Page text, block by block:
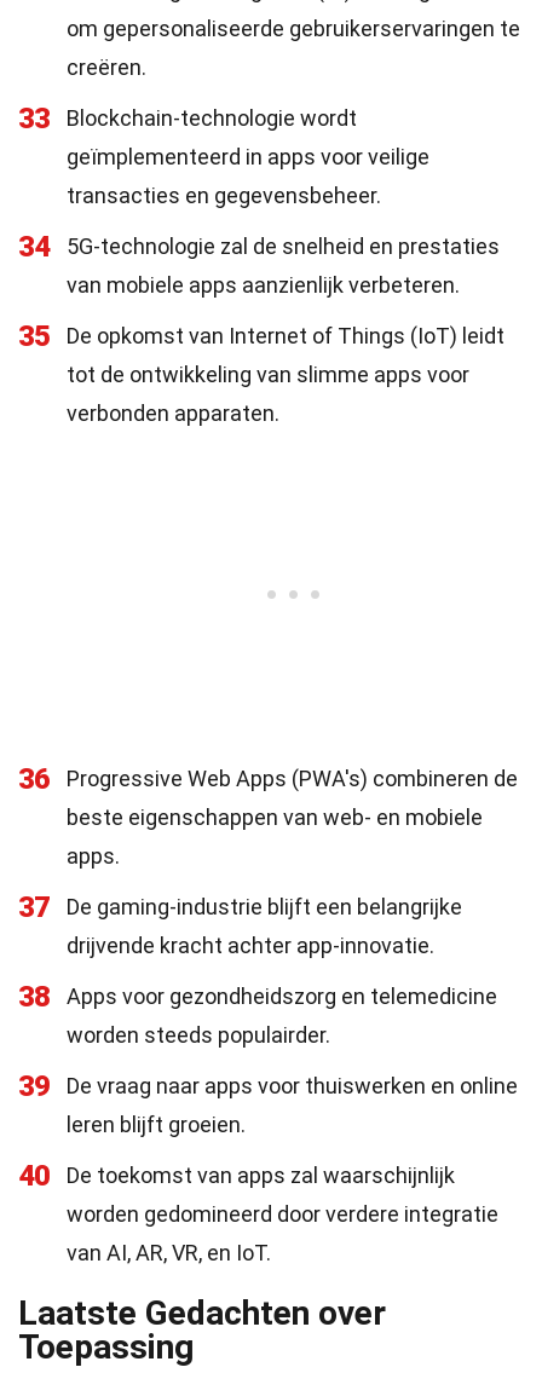
om gepersonaliseerde gebruikerservaringen te
creëren.
33
Blockchain-technologie wordt
geïmplementeerd in apps voor veilige
transacties en gegevensbeheer.
34
5G-technologie zal de snelheid en prestaties
van mobiele apps aanzienlijk verbeteren.
35
De opkomst van Internet of Things (IoT) leidt
tot de ontwikkeling van slimme apps voor
verbonden apparaten.
36
Progressive Web Apps (PWA's) combineren de
beste eigenschappen van web- en mobiele
apps.
37
De gaming-industrie blijft een belangrijke
drijvende kracht achter app-innovatie.
38
Apps voor gezondheidszorg en telemedicine
worden steeds populairder.
39
De vraag naar apps voor thuiswerken en online
leren blijft groeien.
40
De toekomst van apps zal waarschijnlijk
worden gedomineerd door verdere integratie
van AI, AR, VR, en IoT.
Laatste Gedachten over
Toepassing